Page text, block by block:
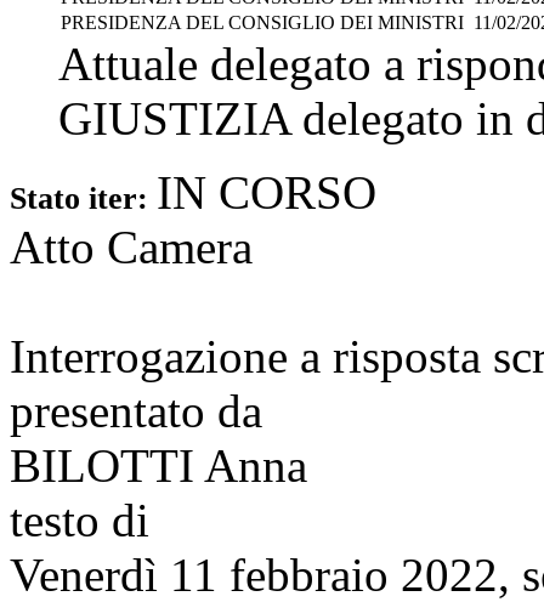
PRESIDENZA DEL CONSIGLIO DEI MINISTRI 11/02/
Attuale delegato a
GIUSTIZIAdelegato in
Stato iter: IN CORSO
Atto Camera
Interrogazione a risposta
presentato da
BILOTTI Anna
testo di
Venerdì 11 febbraio 2022,